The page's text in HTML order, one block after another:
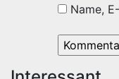
Name,